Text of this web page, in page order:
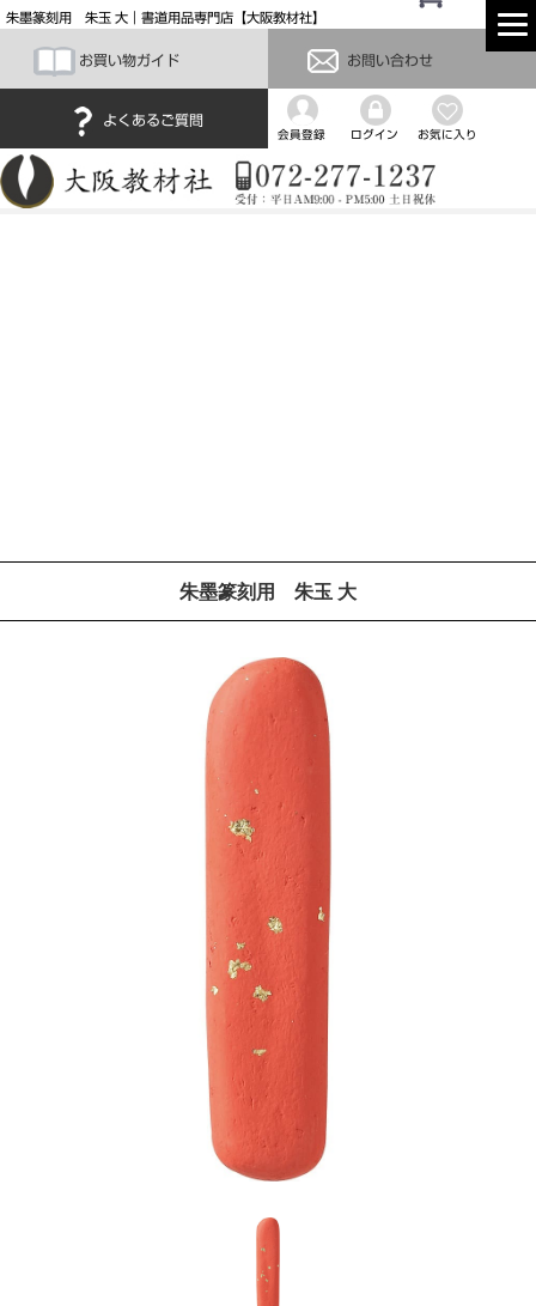
朱墨篆刻用 朱玉 大｜書道用品専門店【大阪教材社】
お買い物ガイド お問い合わせ
よくあるご質問
会員登録 ログイン お気に入り
朱墨篆刻用 朱玉 大